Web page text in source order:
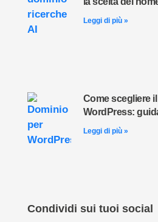
Leggi di più »
Come scegliere
WordPress:
Leggi di più »
Condividi sui tuoi social